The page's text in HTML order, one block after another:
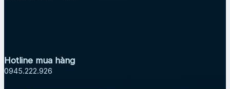
Hotline mua hàng
0945.222.926